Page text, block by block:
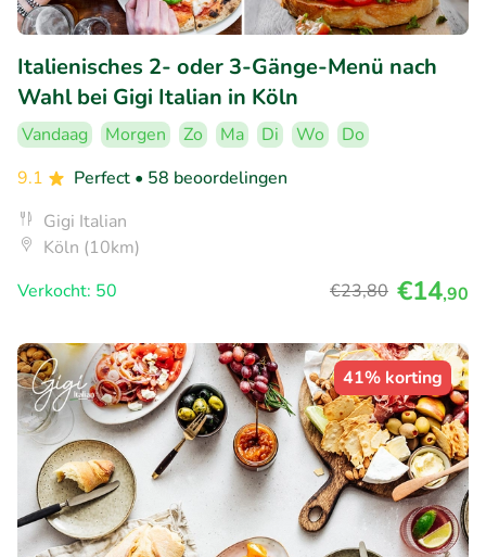
Italienisches 2- oder 3-Gänge-Menü nach
Wahl bei Gigi Italian in Köln
Vandaag Morgen Zo Ma Di Wo
Do
9.1
Perfect • 58 beoordelingen
Gigi Italian
Köln (10km)
Verkocht: 50
€23,80 €14,90
41% korting